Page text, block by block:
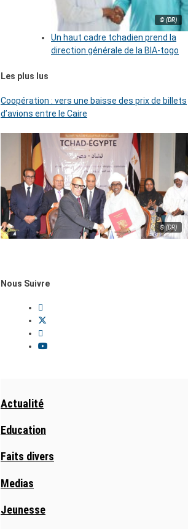
© (DR)
Un haut cadre tchadien prend la
direction générale de la BIA-togo
Les plus lus
Coopération : vers une baisse des prix de billets
d’avions entre le Caire
© (DR)
Nous Suivre
Actualité
Education
Faits divers
Medias
Jeunesse